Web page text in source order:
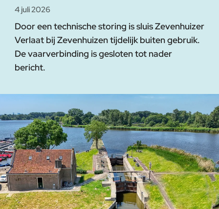
4 juli 2026
Door een technische storing is sluis Zevenhuizer
Verlaat bij Zevenhuizen tijdelijk buiten gebruik.
De vaarverbinding is gesloten tot nader
bericht.